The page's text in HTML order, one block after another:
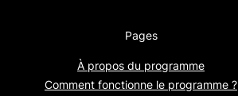
Pages
À propos du programme
Comment fonctionne le programme ?